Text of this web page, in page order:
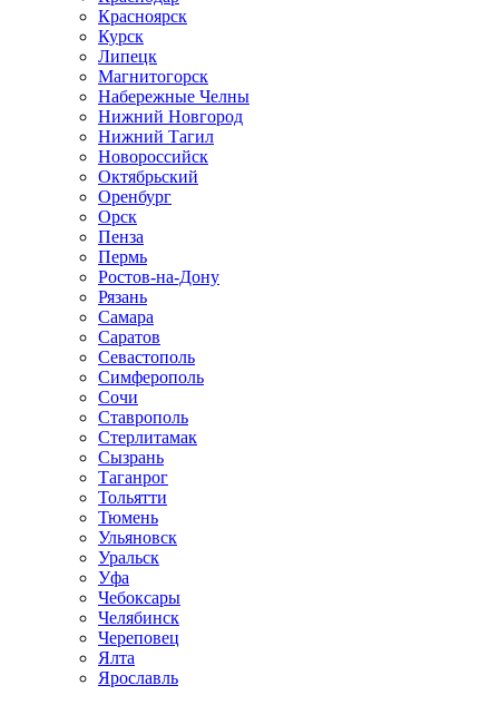
Красноярск
Курск
Липецк
Магнитогорск
Набережные Челны
Нижний Новгород
Нижний Тагил
Новороссийск
Октябрьский
Оренбург
Орск
Пенза
Пермь
Ростов-на-Дону
Рязань
Самара
Саратов
Севастополь
Симферополь
Сочи
Ставрополь
Стерлитамак
Сызрань
Таганрог
Тольятти
Тюмень
Ульяновск
Уральск
Уфа
Чебоксары
Челябинск
Череповец
Ялта
Ярославль